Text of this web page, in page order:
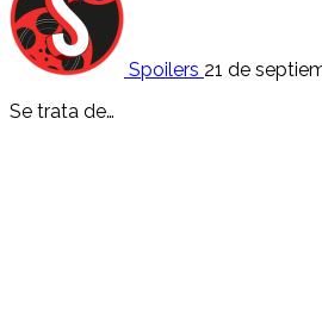
Spoilers 21 de
Se trata de…